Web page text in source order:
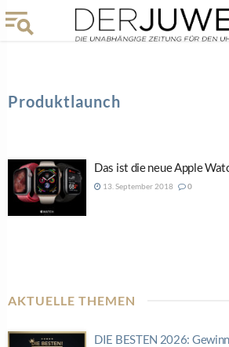
Produktlaunch
Das ist die neue Apple
13. September 2018 0
AKTUELLE THEMEN
DIE BESTEN 2026: